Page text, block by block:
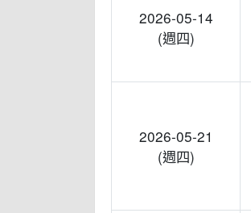
2026-05-14
(週四)
2026-05-21
(週四)